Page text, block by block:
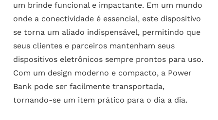
um brinde funcional e impactante. Em um mundo
onde a conectividade é essencial, este dispositivo
se torna um aliado indispensável, permitindo que
seus clientes e parceiros mantenham seus
dispositivos eletrônicos sempre prontos para uso.
Com um design moderno e compacto, a Power
Bank pode ser facilmente transportada,
tornando-se um item prático para o dia a dia.